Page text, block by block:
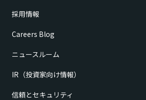
採用情報
Careers Blog
ニュースルーム
IR（投資家向け情報）
信頼とセキュリティ